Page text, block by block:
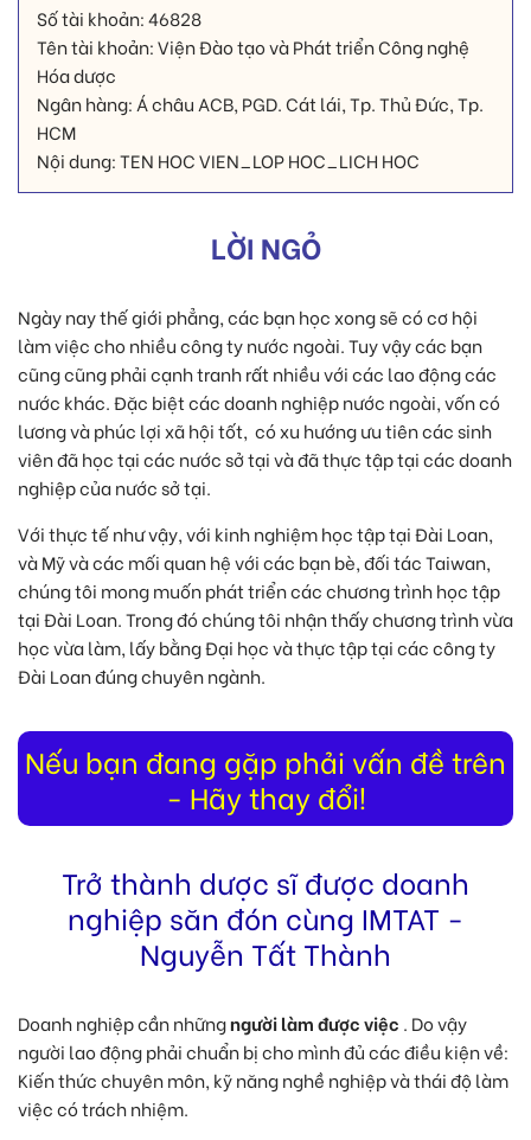
LỜI NGỎ
Ngày nay thế giới phẳng, các bạn học xong sẽ có cơ hội
làm việc cho nhiều công ty nước ngoài. Tuy vậy các bạn
cũng cũng phải cạnh tranh rất nhiều với các lao động các
nước khác. Đặc biệt các doanh nghiệp nước ngoài, vốn có
lương và phúc lợi xã hội tốt, có xu hướng ưu tiên các sinh
viên đã học tại các nước sở tại và đã thực tập tại các doanh
nghiệp của nước sở tại.
Với thực tế như vậy, với kinh nghiệm học tập tại Đài Loan,
và Mỹ và các mối quan hệ với các bạn bè, đối tác Taiwan,
chúng tôi mong muốn phát triển các chương trình học tập
tại Đài Loan. Trong đó chúng tôi nhận thấy chương trình vừa
học vừa làm, lấy bằng Đại học và thực tập tại các công ty
Đài Loan đúng chuyên ngành.
Nếu bạn đang gặp phải vấn đề trên
- Hãy thay đổi!
Trở thành dược sĩ được doanh
nghiệp săn đón cùng IMTAT -
Nguyễn Tất Thành
Doanh nghiệp cần nhữngngười làm được việc . Do vậy
người lao động phải chuẩn bị cho mình đủ các điều kiện về:
Kiến thức chuyên môn, kỹ năng nghề nghiệp và thái độ làm
việc có trách nhiệm.
Số tài khoản: 46828
Tên tài khoản: Viện Đào tạo và Phát triển Công nghệ
Hóa dược
Ngân hàng: Á châu ACB, PGD. Cát lái, Tp. Thủ Đức, Tp.
HCM
Nội dung: TEN HOC VIEN_LOP HOC_LICH HOC